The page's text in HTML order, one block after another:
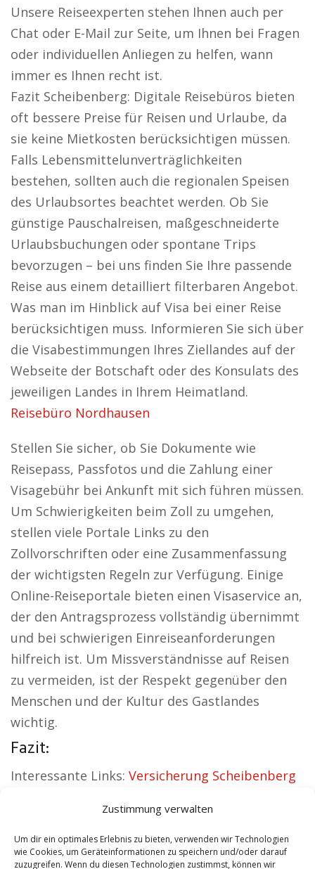
Zustimmung verwalten
Um dir ein optimales Erlebnis zu bieten, verwenden wir Technologien
wie Cookies, um Geräteinformationen zu speichern und/oder darauf
zuzugreifen. Wenn du diesen Technologien zustimmst, können wir
Unsere Reiseexperten stehen Ihnen auch per
Chat oder E-Mail zur Seite, um Ihnen bei Fragen
oder individuellen Anliegen zu helfen, wann
immer es Ihnen recht ist.
Fazit Scheibenberg: Digitale Reisebüros bieten
oft bessere Preise für Reisen und Urlaube, da
sie keine Mietkosten berücksichtigen müssen.
Falls Lebensmittelunverträglichkeiten
bestehen, sollten auch die regionalen Speisen
des Urlaubsortes beachtet werden. Ob Sie
günstige Pauschalreisen, maßgeschneiderte
Urlaubsbuchungen oder spontane Trips
bevorzugen – bei uns finden Sie Ihre passende
Reise aus einem detailliert filterbaren Angebot.
Was man im Hinblick auf Visa bei einer Reise
berücksichtigen muss. Informieren Sie sich über
die Visabestimmungen Ihres Ziellandes auf der
Webseite der Botschaft oder des Konsulats des
jeweiligen Landes in Ihrem Heimatland.
Reisebüro Nordhausen
Stellen Sie sicher, ob Sie Dokumente wie
Reisepass, Passfotos und die Zahlung einer
Visagebühr bei Ankunft mit sich führen müssen.
Um Schwierigkeiten beim Zoll zu umgehen,
stellen viele Portale Links zu den
Zollvorschriften oder eine Zusammenfassung
der wichtigsten Regeln zur Verfügung. Einige
Online-Reiseportale bieten einen Visaservice an,
der den Antragsprozess vollständig übernimmt
und bei schwierigen Einreiseanforderungen
hilfreich ist. Um Missverständnisse auf Reisen
zu vermeiden, ist der Respekt gegenüber den
Menschen und der Kultur des Gastlandes
wichtig.
Fazit:
Interessante Links: Versicherung Scheibenberg
|Reisebüro Scheibenberg
Versicherung Scheibenberg|Hauskauf
Scheibenberg